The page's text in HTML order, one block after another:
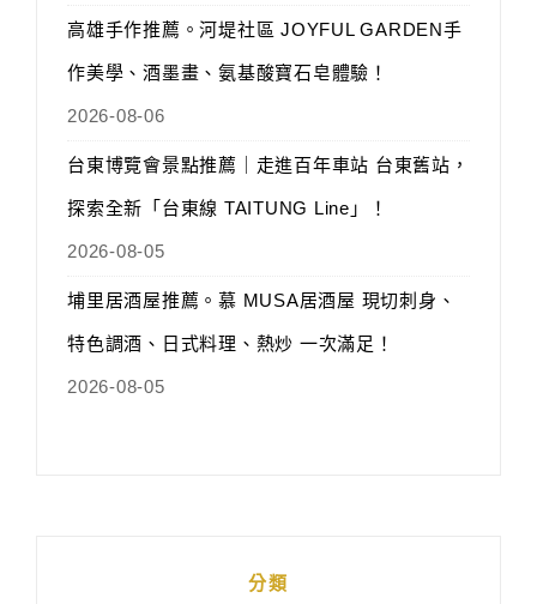
高雄手作推薦。河堤社區 JOYFUL GARDEN手
作美學、酒墨畫、氨基酸寶石皂體驗！
2026-08-06
台東博覽會景點推薦｜走進百年車站 台東舊站，
探索全新「台東線 TAITUNG Line」！
2026-08-05
埔里居酒屋推薦。慕 MUSA居酒屋 現切刺身、
特色調酒、日式料理、熱炒 一次滿足！
2026-08-05
分類